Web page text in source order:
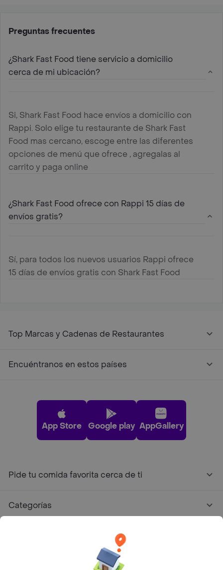
Preguntas frecuentes
¿Shark Fast Food tiene servicio a domicilio
cerca de mi ubicación?
Si, Shark Fast Food hace envíos a domicilio con
Rappi. Solo elige tu restaurante de Shark Fast
Food mas cercano, escoge entre las diferentes
opciones de menú que ofrece , agregalas al
carrito y paga online
¿Shark Fast Food ofrece con Rappi 15 días de
envíos gratis?
Sí, para todos los nuevos usuarios Rappi ofrece
15 días de envíos gratis con Shark Fast Food
Top Marcas y Cadenas de Restaurantes
Encuéntranos en estos países
App Store Google play AppGallery
Pide tu comida favorita cerca de ti
Categorías